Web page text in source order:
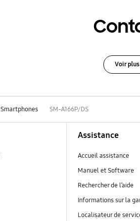
Voir plus
Smartphones SM-A166P/DS
Assistance
Accueil assistance
Manuel et Software
Rechercher de l’aide
Informations sur la
Localisateur de